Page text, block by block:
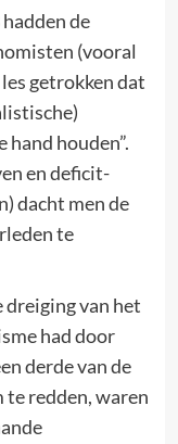
de
(vooral
getrokken dat
hand houden”.
en deficit-
dacht men de
te
dreiging van het
had door
derde van de
redden, waren